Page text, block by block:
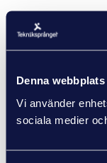
Denna
Vi använder
sociala medier